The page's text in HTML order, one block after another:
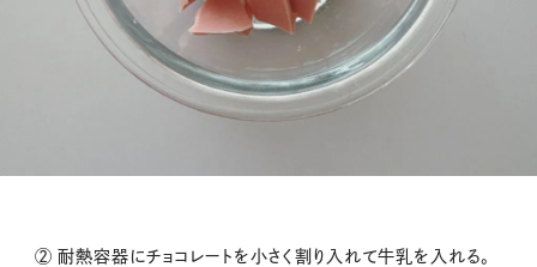
② 耐熱容器にチョコレートを小さく割り入れて牛乳を入れる。